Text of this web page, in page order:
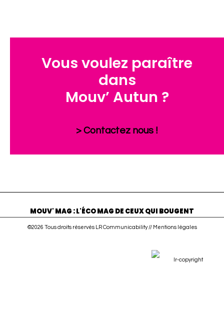
Vous voulez paraître
dans
Mouv’ Autun ?
> Contactez nous !
MOUV' MAG : L'ÉCO MAG DE CEUX QUI BOUGENT
©2026 Tous droits réservés LR Communicability // Mentions légales